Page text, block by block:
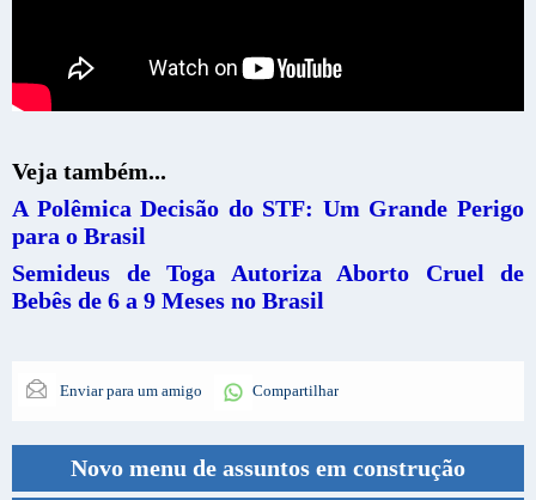
Veja também...
A Polêmica Decisão do STF: Um Grande Perigo
para o Brasil
Semideus de Toga Autoriza Aborto Cruel de
Bebês de 6 a 9 Meses no Brasil
Enviar para um amigo Compartilhar
Novo menu de assuntos em construção